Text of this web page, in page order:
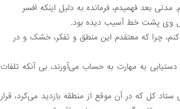
مدتی بعد فهمیدم، فرمانده به دلیل اینکه افسر
وی پشت خط آسیب دیده بود.
چرا که معتقدم این منطق و تفکر، خشک و در
به مهارت به حساب می‌آورند، بی آنکه تلفات
کل که در آن موقع از منطقه بازدید می‌کرد، قرار